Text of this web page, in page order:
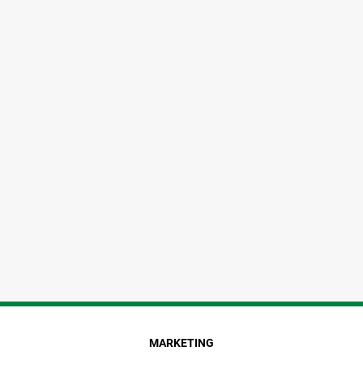
MARKETING